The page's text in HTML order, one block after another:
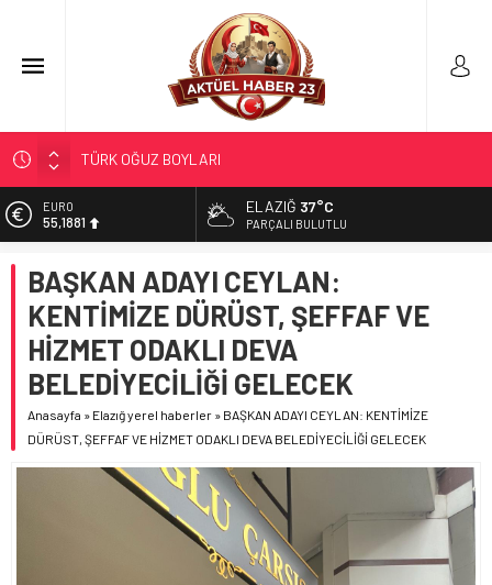
298 MİLYON DOLARLIK İHRACAT
ERDEM; ENTÜBE EDİLDİ…
ELAZIĞ’DA TEFECİLİK OPERASYONU
TÜRK OĞUZ BOYLARI
EURO
55,1881
6.660,55
BİST
13.779,39
DOLAR
47,7111
ELAZIĞ 37°C
PARÇALI BULUTLU
BAŞKAN ADAYI CEYLAN:
KENTİMİZE DÜRÜST, ŞEFFAF VE
HİZMET ODAKLI DEVA
BELEDİYECİLİĞİ GELECEK
Anasayfa » Elazığ yerel haberler » BAŞKAN ADAYI CEYLAN: KENTİMİZE
DÜRÜST, ŞEFFAF VE HİZMET ODAKLI DEVA BELEDİYECİLİĞİ GELECEK